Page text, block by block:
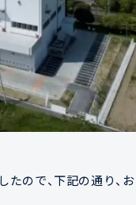
ので、下記の通り、お